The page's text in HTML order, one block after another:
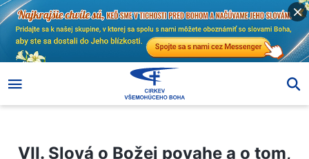
VII. Slová o Božej povahe a o tom, čo Boh má a čím je
VII. Slová o Božej povahe a o tom,